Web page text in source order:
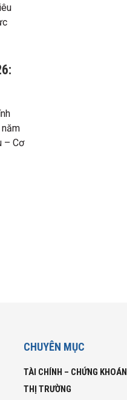
– Cơ
CHUYÊN MỤC
TÀI CHÍNH – CHỨNG KHOÁN
THỊ TRƯỜNG